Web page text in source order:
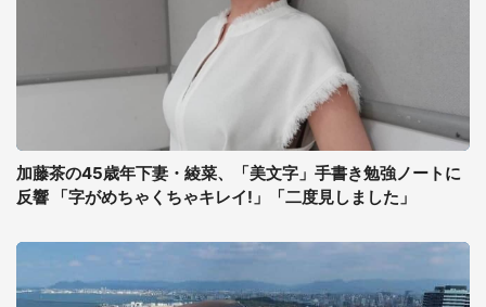
加藤茶の45歳年下妻・綾菜、「美文字」手書き勉強ノートに
反響 「字がめちゃくちゃキレイ!」「二度見しました」